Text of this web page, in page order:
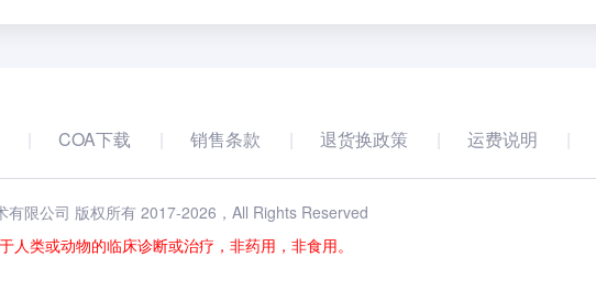
COA下载 销售条款 退货换政策 运费说明
限公司 版权所有 2017-2026 ，All Rights Reserved
人类或动物的临床诊断或治疗，非药用，非食用。